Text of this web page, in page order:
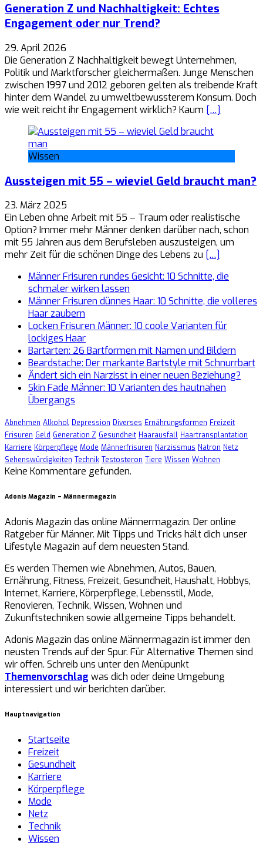
Generation Z und Nachhaltigkeit: Echtes
Engagement oder nur Trend?
29. April 2026
Die Generation Z Nachhaltigkeit bewegt Unternehmen,
Politik und Marktforscher gleichermaßen. Junge Menschen
zwischen 1997 und 2012 geboren gelten als treibende Kraft
hinter dem Wandel zu umweltbewussterem Konsum. Doch
wie weit reicht ihr Engagement wirklich? Kaum […]
Wissen
Aussteigen mit 55 – wieviel Geld braucht man?
23. März 2025
Ein Leben ohne Arbeit mit 55 – Traum oder realistische
Option? Immer mehr Männer denken darüber nach, schon
mit 55 Jahren aus dem Berufsleben auszusteigen, um
mehr Zeit für die schönen Dinge des Lebens zu […]
Männer Frisuren rundes Gesicht: 10 Schnitte, die
schmaler wirken lassen
Männer Frisuren dünnes Haar: 10 Schnitte, die volleres
Haar zaubern
Locken Frisuren Männer: 10 coole Varianten für
lockiges Haar
Bartarten: 26 Bartformen mit Namen und Bildern
Beardstache: Der markante Bartstyle mit Schnurrbart
Ändert sich ein Narzisst in einer neuen Beziehung?
Skin Fade Männer: 10 Varianten des hautnahen
Übergangs
Abnehmen Alkohol Depression Diverses Ernährungsformen Freizeit
Frisuren Geld Generation Z Gesundheit Haarausfall Haartransplantation
Karriere Körperpflege Mode Männerfrisuren Narzissmus Natron Netz
Sehenswürdigkeiten Technik Testosteron Tiere Wissen Wohnen
Keine Kommentare gefunden.
Adonis Magazin – Männermagazin
Adonis Magazin das online Männermagazin. Der online
Ratgeber für Männer. Mit Tipps und Tricks hält dich unser
Lifestyle Magazin auf dem neuesten Stand.
Es werden Themen wie Abnehmen, Autos, Bauen,
Ernährung, Fitness, Freizeit, Gesundheit, Haushalt, Hobbys,
Internet, Karriere, Körperpflege, Lebensstil, Mode,
Renovieren, Technik, Wissen, Wohnen und
Zukunftstechniken sowie allgemeine Tipps behandelt.
Adonis Magazin das online Männermagazin ist immer den
neusten Trends auf der Spur. Für Alternative Themen sind
wir offen. Schreib uns unter den Menüpunkt
Themenvorschlag was dich oder deine Umgebung
interessiert und wir berichten darüber.
Hauptnavigation
Startseite
Freizeit
Gesundheit
Karriere
Körperpflege
Mode
Netz
Technik
Wissen